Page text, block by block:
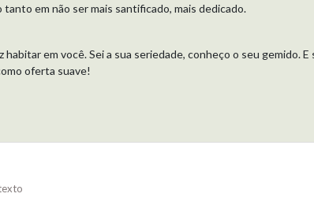
em não ser mais santificado, mais dedicado.
em você. Sei a sua seriedade, conheço o seu gemido. E
oferta suave!